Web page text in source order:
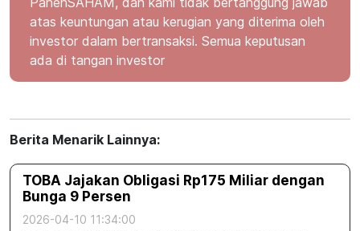
atas keuntungan atau kerugian yang diterima oleh
investor dalam bertransaksi. Semua keputusan
ada di tangan investor
Berita Menarik Lainnya:
TOBA Jajakan Obligasi Rp175 Miliar dengan
Bunga 9 Persen
2026-04-10 11:34:00